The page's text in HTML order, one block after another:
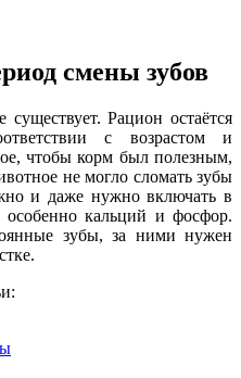
смены зубов
Рацион остаётся
с возрастом и
чтобы корм был полезным,
не могло сломать зубы
и даже нужно включать в
кальций и фосфор.
зубы, за ними нужен